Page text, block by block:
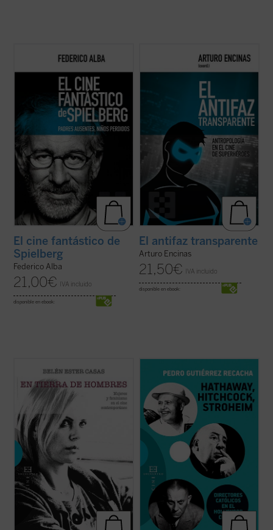
El cine de Steven Spielberg está repleto de
imágenes inolvidables, cargadas de un
Este libro profundiza en la habilidad
narrativa del cineasta para jugar con lo que
muestra y oculta, para sugerir la ...(ver
El cine fantástico de
Spielberg
Federico Alba
21,00€ IVA incluido
disponible en ebook:
Los superhéroes del cine encarnan una
cierta imagen de heroísmo, es decir, de
humanismo: Peter Parker/Spider-Man
posmoderno para mantener relaciones
personales de calidad, o Tony Stark/Iron
(ver ficha)
El antifaz transparente
Arturo Encinas
21,50€ IVA incluido
disponible en ebook:
¿Cómo ha cambiado, desde los
revolucionarios 60, el personaje femenino
en el cine?
En tierra de hombres. Mujeres y feminismo
en el cine contemporáneo
análisis profundo y sin prejuicios de las
claves de la «nueva ...(ver ficha)
¿Qué es lo que tiene el cine clásico que lo
convierte en un fenómeno artístico tan
especial? ¿Por qué, hoy en día, todavía nos
llaman la atención unas películas que, en
muchos casos, se rodaron hace casi un
siglo? Quizá buena parte del ...
(ver ficha)